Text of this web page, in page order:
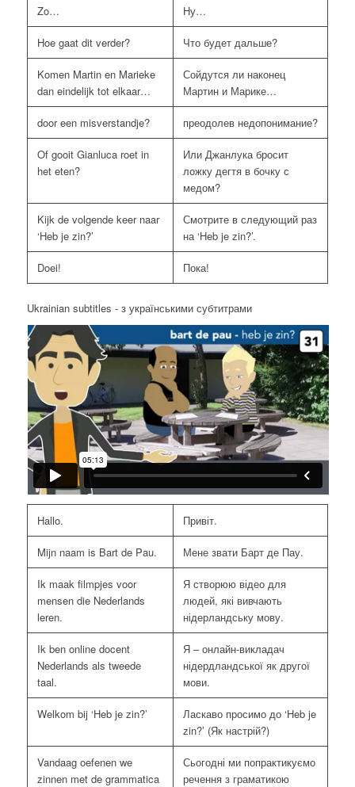
Zo… Ну…
Hoe gaat dit verder? Что будет дальше?
Komen Martin en Marieke
dan eindelijk tot elkaar…
Сойдутся ли наконец
Мартин и Марике…
door een misverstandje? преодолев недопонимание?
Of gooit Gianluca roet in
het eten?
Или Джанлука бросит
ложку дегтя в бочку с
медом?
Kijk de volgende keer naar
‘Heb je zin?’
Смотрите в следующий раз
на ‘Heb je zin?’.
Doei! Пока!
Ukrainian subtitles - з українськими субтитрами
Hallo. Привіт.
Mijn naam is Bart de Pau. Мене звати Барт де Пау.
Ik maak filmpjes voor
mensen die Nederlands
leren.
Я створюю відео для
людей, які вивчають
нідерландську мову.
Ik ben online docent
Nederlands als tweede
taal.
Я – онлайн-викладач
нідердландської як другої
мови.
Welkom bij ‘Heb je zin?’
Ласкаво просимо до ‘Heb je
zin?’ (Як настрій?)
Vandaag oefenen we
zinnen met de grammatica
Сьогодні ми попрактикуємо
речення з граматикою